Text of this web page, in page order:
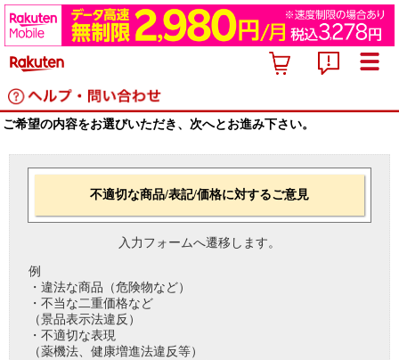
ご希望の内容をお選びいただき、次へとお進み下さい。
不適切な商品/表記/価格に対するご意見
入力フォームへ遷移します。
例
・違法な商品（危険物など）
・不当な二重価格など
（景品表示法違反）
・不適切な表現
（薬機法、健康増進法違反等）